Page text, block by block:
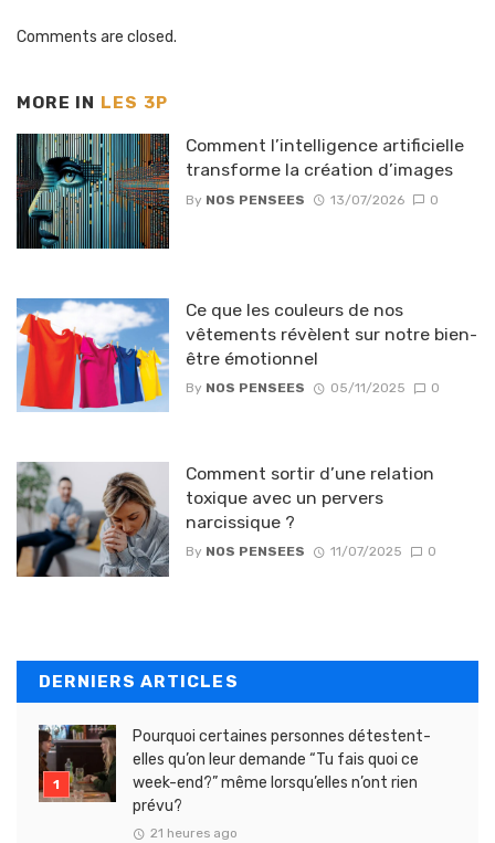
Comments are closed.
MORE IN LES 3P
Comment l’intelligence artificielle
transforme la création d’images
By NOS PENSEES 13/07/2026 0
Ce que les couleurs de nos
vêtements révèlent sur notre bien-
être émotionnel
By NOS PENSEES 05/11/2025 0
Comment sortir d’une relation
toxique avec un pervers
narcissique ?
By NOS PENSEES 11/07/2025 0
DERNIERS ARTICLES
Pourquoi certaines personnes détestent-
elles qu’on leur demande “Tu fais quoi ce
week-end?” même lorsqu’elles n’ont rien
prévu?
21 heures ago